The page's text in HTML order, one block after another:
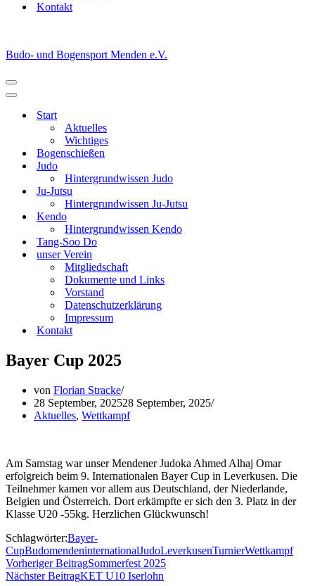
Kontakt
Budo- und Bogensport Menden e.V.
Navigationsmenü
Navigationsmenü
Start
Aktuelles
Wichtiges
Bogenschießen
Judo
Hintergrundwissen Judo
Ju-Jutsu
Hintergrundwissen Ju-Jutsu
Kendo
Hintergrundwissen Kendo
Tang-Soo Do
unser Verein
Mitgliedschaft
Dokumente und Links
Vorstand
Datenschutzerklärung
Impressum
Kontakt
Bayer Cup 2025
von Florian Stracke
28 September, 202528 September, 2025
Aktuelles, Wettkampf
Am Samstag war unser Mendener Judoka Ahmed Alhaj Omar
erfolgreich beim 9. Internationalen Bayer Cup in Leverkusen. Die
Teilnehmer kamen vor allem aus Deutschland, der Niederlande,
Belgien und Österreich. Dort erkämpfte er sich den 3. Platz in der
Klasse U20 -55kg. Herzlichen Glückwunsch!
Schlagwörter:Bayer-
CupBudomendeninternationalJudoLeverkusenTurnierWettkampf
Vorheriger BeitragSommerfest 2025
Nächster BeitragKET U10 Iserlohn